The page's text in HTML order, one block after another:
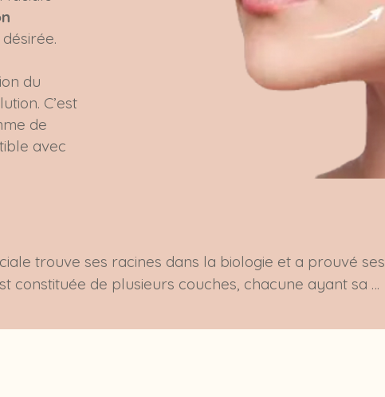
du
C’est
de
avec
trouve ses racines dans la biologie et a prouvé ses
constituée de plusieurs couches, chacune ayant sa
contraction stimule les muscles, favorisant la